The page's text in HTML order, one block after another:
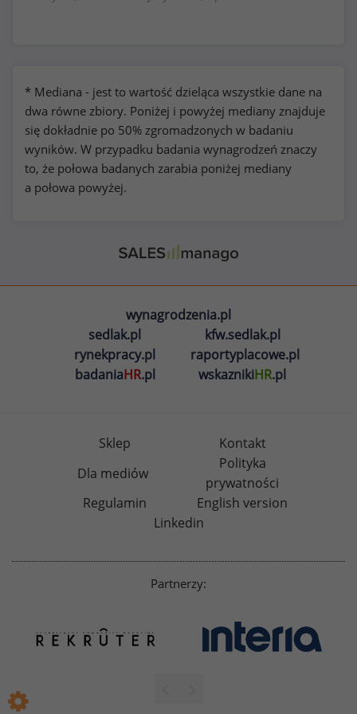
* Mediana - jest to wartość dzieląca wszystkie dane na
dwa równe zbiory. Poniżej i powyżej mediany znajduje
się dokładnie po 50% zgromadzonych w badaniu
wyników. W przypadku badania wynagrodzeń znaczy
to, że połowa badanych zarabia poniżej mediany
a połowa powyżej.
wynagrodzenia.pl
sedlak.pl
kfw.sedlak.pl
rynekpracy.pl
raportyplacowe.pl
badaniaHR.pl wskaznikiHR.pl
Sklep
Kontakt
Dla mediów
Polityka
prywatności
Regulamin
English version
Linkedin
Partnerzy: